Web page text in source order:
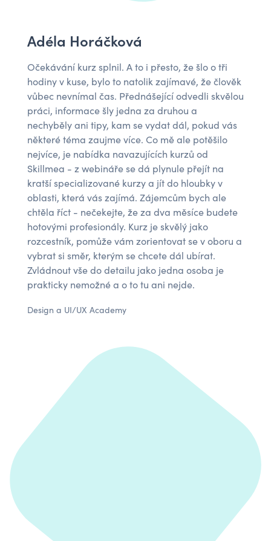
Adéla Horáčková
Očekávání kurz splnil. A to i přesto, že šlo o tři
hodiny v kuse, bylo to natolik zajímavé, že člověk
vůbec nevnímal čas. Přednášející odvedli skvělou
práci, informace šly jedna za druhou a
nechyběly ani tipy, kam se vydat dál, pokud vás
některé téma zaujme více. Co mě ale potěšilo
nejvíce, je nabídka navazujících kurzů od
Skillmea - z webináře se dá plynule přejít na
kratší specializované kurzy a jít do hloubky v
oblasti, která vás zajímá. Zájemcům bych ale
chtěla říct - nečekejte, že za dva měsíce budete
hotovými profesionály. Kurz je skvělý jako
rozcestník, pomůže vám zorientovat se v oboru a
vybrat si směr, kterým se chcete dál ubírat.
Zvládnout vše do detailu jako jedna osoba je
prakticky nemožné a o to tu ani nejde.
Design a UI/UX Academy